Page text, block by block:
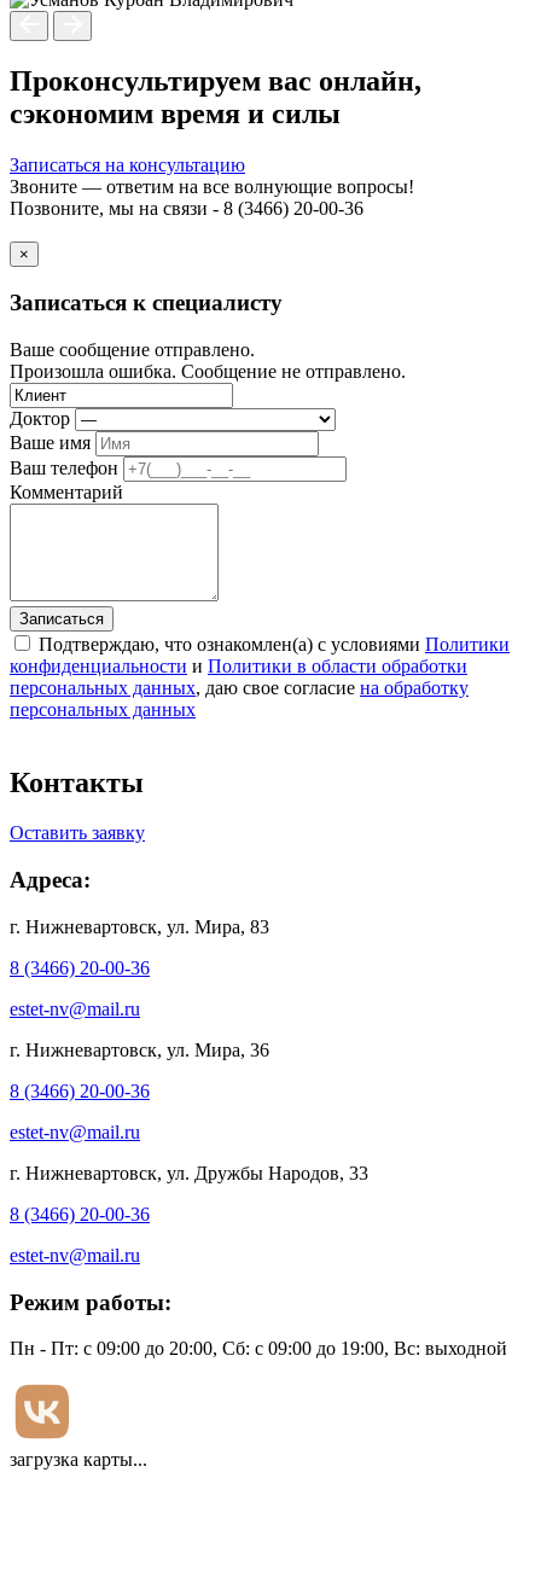
Проконсультируем вас онлайн,
сэкономим время и силы
Записаться на консультацию
Звоните — ответим на все волнующие вопросы!
Позвоните, мы на связи - 8 (3466) 20-00-36
×
Записаться к специалисту
Ваше сообщение отправлено.
Произошла ошибка. Сообщение не отправлено.
Доктор
Ваше имя
Ваш телефон
Комментарий
Записаться
Подтверждаю, что ознакомлен(а) с условиями Политики
конфиденциальности и Политики в области обработки
персональных данных, даю свое согласие на обработку
персональных данных
Контакты
Оставить заявку
Адреса:
г. Нижневартовск, ул. Мира, 83
8 (3466) 20-00-36
estet-nv@mail.ru
г. Нижневартовск, ул. Мира, 36
8 (3466) 20-00-36
estet-nv@mail.ru
г. Нижневартовск, ул. Дружбы Народов, 33
8 (3466) 20-00-36
estet-nv@mail.ru
Режим работы:
Пн - Пт: с 09:00 до 20:00, Сб: с 09:00 до 19:00, Вс: выходной
загрузка карты...